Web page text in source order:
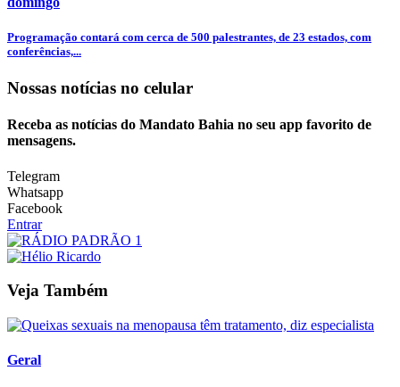
Programação contará com cerca de 500 palestrantes, de 23 estados, com
conferências,...
Nossas notícias no celular
Receba as notícias do Mandato Bahia no seu app favorito de
mensagens.
Telegram
Whatsapp
Facebook
Entrar
Veja Também
Geral